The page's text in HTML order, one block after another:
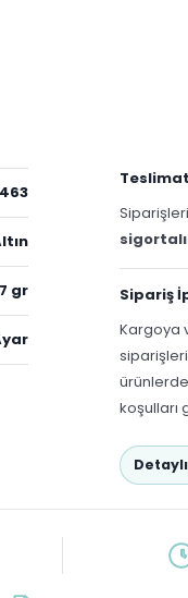
gr
Teslimat
sigortalı
Sipariş
Kargoya
koşulları